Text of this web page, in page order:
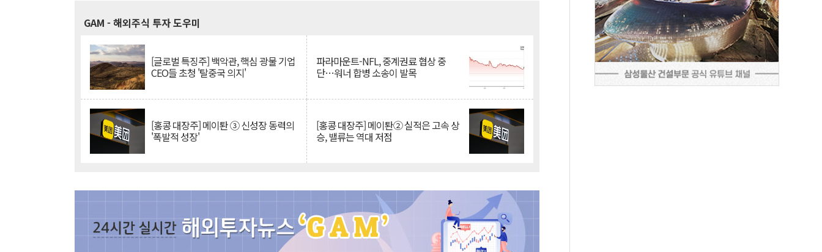
GAM - 해외주식 투자 도우미
[글로벌 특징주] 백악관, 핵심 광물 기업
CEO들 초청 '탈중국 의지'
파라마운트-NFL, 중계권료 협상 중
단…워너 합병 소송이 발목
[홍콩 대장주] 메이퇀 ③ 신성장 동력의
'폭발적 성장'
[홍콩 대장주] 메이퇀② 실적은 고속 상
승, 밸류는 역대 저점